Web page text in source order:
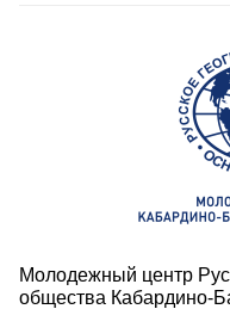
kabardino-
Молодежный центр
общества Кабардино-